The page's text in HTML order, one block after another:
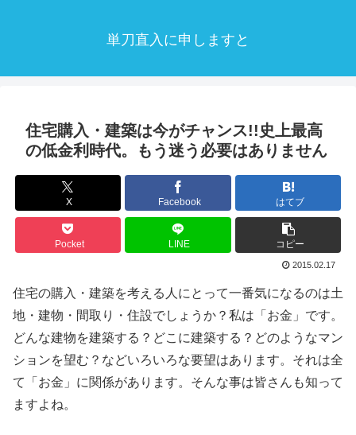
単刀直入に申しますと
住宅購入・建築は今がチャンス!!史上最高
の低金利時代。もう迷う必要はありません
X Facebook はてブ
Pocket LINE コピー
2015.02.17
住宅の購入・建築を考える人にとって一番気になるのは土
地・建物・間取り・住設でしょうか？私は「お金」です。
どんな建物を建築する？どこに建築する？どのようなマン
ションを望む？などいろいろな要望はあります。それは全
て「お金」に関係があります。そんな事は皆さんも知って
ますよね。